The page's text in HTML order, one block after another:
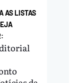
AS LISTAS